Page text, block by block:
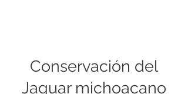
Conservación del
Jaguar michoacano